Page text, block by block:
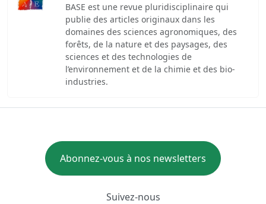
BASE est une revue pluridisciplinaire qui
publie des articles originaux dans les
domaines des sciences agronomiques, des
forêts, de la nature et des paysages, des
sciences et des technologies de
l’environnement et de la chimie et des bio-
industries.
Abonnez-vous à nos newsletters
Suivez-nous